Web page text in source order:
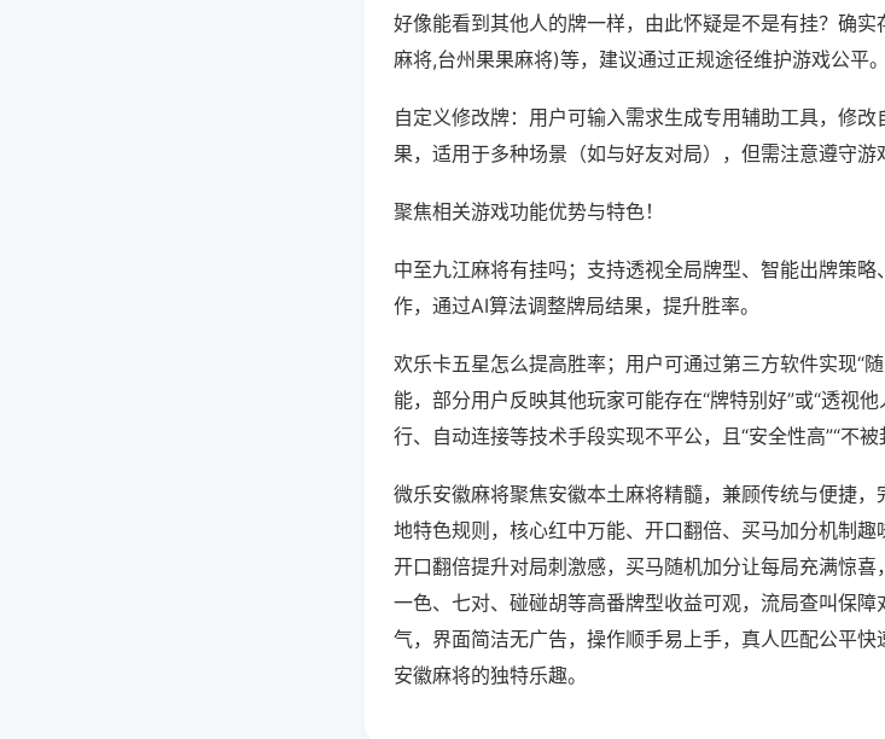
好像能看到其他人的牌一样，由此怀疑是不是有挂？确
麻将,台州果果麻将)等，建议通过正规途径维护游戏公平。
自定义修改牌：用户可输入需求生成专用辅助工具，修
果，适用于多种场景（如与好友对局），但需注意遵守游
聚焦相关游戏功能优势与特色！
中至九江麻将有挂吗；支持透视全局牌型、智能出牌策
作，通过AI算法调整牌局结果，提升胜率。
欢乐卡五星怎么提高胜率；用户可通过第三方软件实现“
能，部分用户反映其他玩家可能存在“牌特别好”或“透视
行、自动连接等技术手段实现不平公，且“安全性高”“不被
微乐安徽麻将聚焦安徽本土麻将精髓，兼顾传统与便捷
地特色规则，核心红中万能、开口翻倍、买马加分机制趣
开口翻倍提升对局刺激感，买马随机加分让每局充满惊
一色、七对、碰碰胡等高番牌型收益可观，流局查叫保
气，界面简洁无广告，操作顺手易上手，真人匹配公平
安徽麻将的独特乐趣。